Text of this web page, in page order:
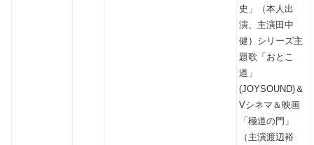
史」（本人出
演、主演田中
健）シリーズ主
題歌「おとこ
道」
(JOYSOUND)＆
Vシネマ＆映画
「極道の門」
（主演渡辺裕